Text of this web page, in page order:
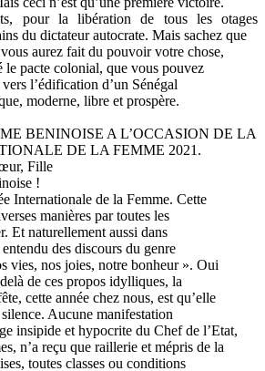
pour la libération de tous les otages
du dictateur autocrate. Mais sachez que
aurez fait du pouvoir votre chose,
le pacte colonial, que vous pouvez
l’édification d’un Sénégal
moderne, libre et prospère.
BENINOISE A L’OCCASION DE LA
DE LA FEMME 2021.
Fille
!
Internationale de la Femme. Cette
manières par toutes les
Et naturellement aussi dans
des discours du genre
vies, nos joies, notre bonheur ». Oui
de ces propos idylliques, la
cette année chez nous, est qu’elle
silence. Aucune manifestation
insipide et hypocrite du Chef de l’Etat,
n’a reçu que raillerie et mépris de la
toutes classes ou conditions